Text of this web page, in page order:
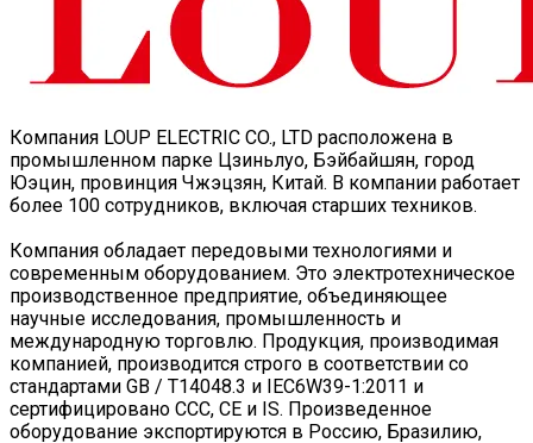
Компания LOUP ELECTRIC CO., LTD расположена в
промышленном парке Цзиньлуо, Бэйбайшян, город
Юэцин, провинция Чжэцзян, Китай. В компании работает
более 100 сотрудников, включая старших техников.
Компания обладает передовыми технологиями и
современным оборудованием. Это электротехническое
производственное предприятие, объединяющее
научные исследования, промышленность и
международную торговлю. Продукция, производимая
компанией, производится строго в соответствии со
стандартами GB / T14048.3 и IEC6W39-1:2011 и
сертифицировано CCC, CE и IS. Произведенное
оборудование экспортируются в Россию, Бразилию,